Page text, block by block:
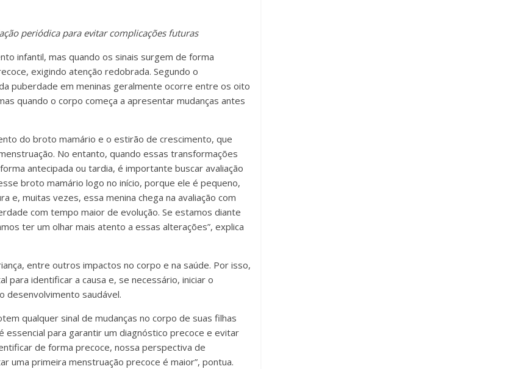
periódica para evitar complicações futuras
infantil, mas quando os sinais surgem de forma
exigindo atenção redobrada. Segundo o
puberdade em meninas geralmente ocorre entre os oito
quando o corpo começa a apresentar mudanças antes
do broto mamário e o estirão de crescimento, que
No entanto, quando essas transformações
antecipada ou tardia, é importante buscar avaliação
broto mamário logo no início, porque ele é pequeno,
e, muitas vezes, essa menina chega na avaliação com
com tempo maior de evolução. Se estamos diante
ter um olhar mais atento a essas alterações”, explica
entre outros impactos no corpo e na saúde. Por isso,
para identificar a causa e, se necessário, iniciar o
saudável.
qualquer sinal de mudanças no corpo de suas filhas
para garantir um diagnóstico precoce e evitar
de forma precoce, nossa perspectiva de
uma primeira menstruação precoce é maior”, pontua.